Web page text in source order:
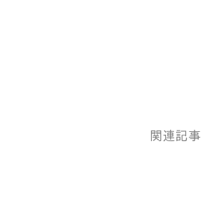
関連記事